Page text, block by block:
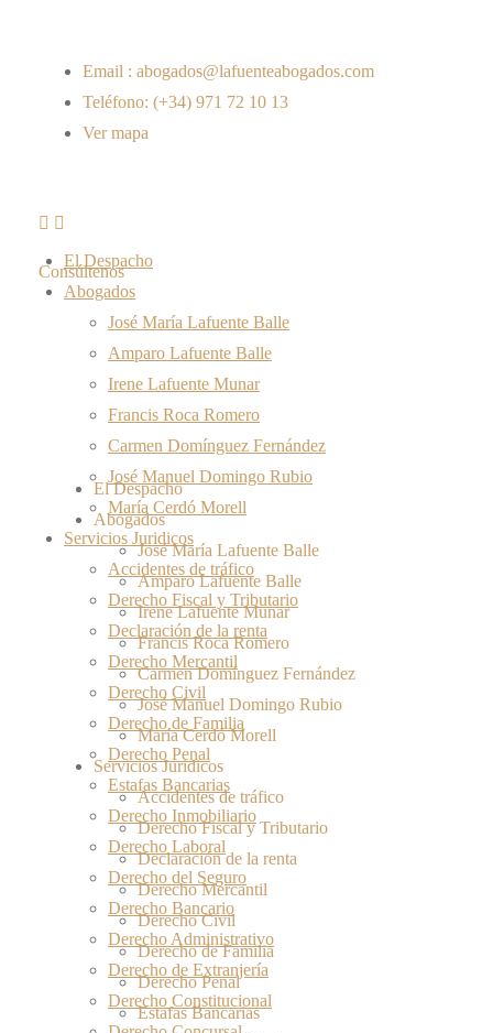
Email : abogados@lafuenteabogados.com
Teléfono: (+34) 971 72 10 13
Ver mapa
Consúltenos
El Despacho
Abogados
José María Lafuente Balle
Amparo Lafuente Balle
Irene Lafuente Munar
Francis Roca Romero
Carmen Domínguez Fernández
José Manuel Domingo Rubio
María Cerdó Morell
Servicios Juridicos
Accidentes de tráfico
Derecho Fiscal y Tributario
Declaración de la renta
Derecho Mercantil
Derecho Civil
Derecho de Familia
Derecho Penal
Estafas Bancarias
El Despacho
Abogados
José María Lafuente Balle
Amparo Lafuente Balle
Irene Lafuente Munar
Francis Roca Romero
Carmen Domínguez Fernández
José Manuel Domingo Rubio
María Cerdó Morell
Servicios Juridicos
Accidentes de tráfico
Derecho Fiscal y Tributario
Declaración de la renta
Derecho Mercantil
Derecho Civil
Derecho de Familia
Derecho Penal
Estafas Bancarias
Derecho Inmobiliario
Derecho Laboral
Derecho del Seguro
Derecho Bancario
Derecho Administrativo
Derecho de Extranjería
Derecho Constitucional